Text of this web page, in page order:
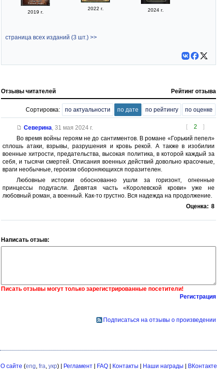
2019 г.
2022 г. 2024 г.
страница всех изданий (3 шт.) >>
Отзывы читателей Рейтинг отзыва
Сортировка: по актуальности по дате по рейтингу по оценке
[ 2 ]
Северина 31 мая 2024 г.
Во время войны героям не до сантиментов. В романе «Горький пепел»
сплошь атаки, взрывы, разрушения и кровь рекой. А также в изобилии
военные хитрости, предательства, высокая политика, в которой каждый за
себя, и тысячи смертей. Описания военных действий довольно красочные,
враги необычные, героизм обороняющихся поразителен.
Любовные истории обоснованно ушли за горизонт, огненные
принцессы подугасли. Девятая часть «Королевской крови» уже не
любовный роман, а военный. Как-то грустно. Вся надежда на продолжение.
Оценка: 8
Написать отзыв:
Писать отзывы могут только зарегистрированные посетители!
Регистрация
Подписаться на отзывы о произведении
О сайте (eng fra укр) | Регламент| FAQ| Контакты | Наши награды | ВКонтакте